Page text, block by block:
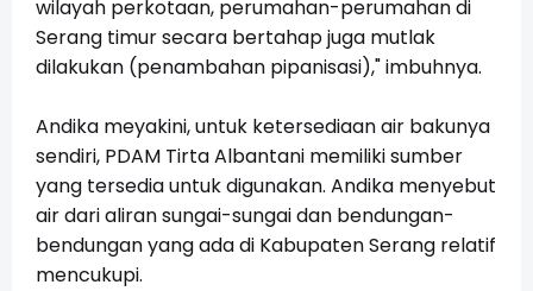
wilayah perkotaan, perumahan-perumahan di
Serang timur secara bertahap juga mutlak
dilakukan (penambahan pipanisasi)," imbuhnya.
Andika meyakini, untuk ketersediaan air bakunya
sendiri, PDAM Tirta Albantani memiliki sumber
yang tersedia untuk digunakan. Andika menyebut
air dari aliran sungai-sungai dan bendungan-
bendungan yang ada di Kabupaten Serang relatif
mencukupi.